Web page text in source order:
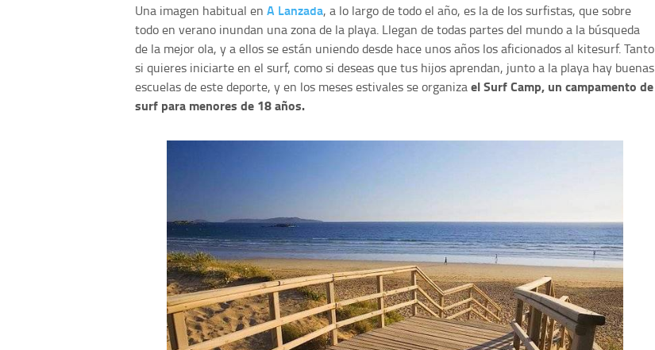
Una imagen habitual en A Lanzada, a lo largo de todo el año, es la de los surfistas, que sobre
todo en verano inundan una zona de la playa. Llegan de todas partes del mundo a la búsqueda
de la mejor ola, y a ellos se están uniendo desde hace unos años los aficionados al kitesurf. Tanto
si quieres iniciarte en el surf, como si deseas que tus hijos aprendan, junto a la playa hay buenas
escuelas de este deporte, y en los meses estivales se organizael Surf Camp, un campamento de
surf para menores de 18 años.